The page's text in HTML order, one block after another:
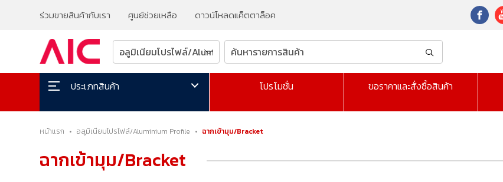
ร่วมขายสินค้ากับเรา ศูนย์ช่วยเหลือ ดาวน์โหลดแค็ตตาล็อค
ประเภทสินค้า โปรโมชั่น ขอราคาและสั่งซื้อสินค้า
หน้าแรก • อลูมิเนียมโปรไฟล์/Aluminium Profile • ฉากเข้ามุม/Bracket
ฉากเข้ามุม/Bracket